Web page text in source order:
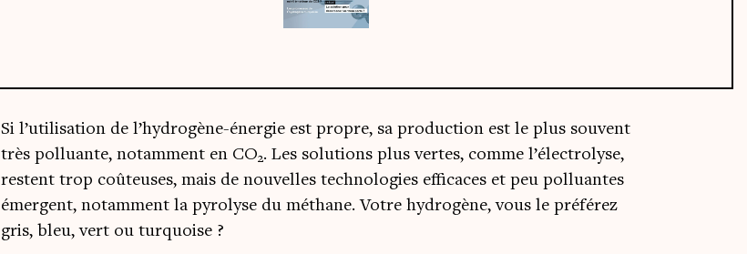
Si l’utilisation de l’hydrogène-énergie est propre, sa pro­duc­tion est le plus sou­vent
très pol­luante, notam­ment en CO2. Les solu­tions plus vertes, comme l’électrolyse,
res­tent trop coû­teuses, mais de nou­velles tech­no­lo­gies effi­caces et peu pol­luantes
émergent, notam­ment la pyro­lyse du méthane. Votre hydro­gène, vous le pré­fé­rez
gris, bleu, vert ou turquoise ?